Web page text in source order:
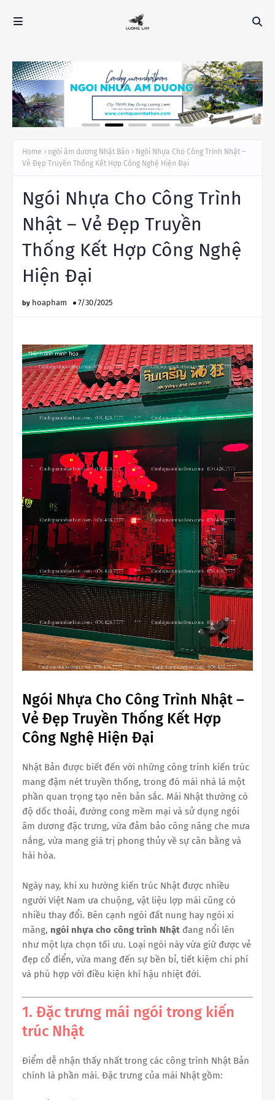
Home ngói âm dương Nhật Bản
Ngói Nhựa Cho Công Trình Nhật –
Vẻ Đẹp Truyền Thống Kết Hợp Công Nghệ Hiện Đại
Ngói Nhựa Cho Công Trình
Nhật – Vẻ Đẹp Truyền
Thống Kết Hợp Công Nghệ
Hiện Đại
hoapham 7/30/2025
Ngói Nhựa Cho Công Trình Nhật –
Vẻ Đẹp Truyền Thống Kết Hợp
Công Nghệ Hiện Đại
Nhật Bản được biết đến với những công trình kiến trúc
mang đậm nét truyền thống, trong đó mái nhà là một
phần quan trọng tạo nên bản sắc. Mái Nhật thường có
độ dốc thoải, đường cong mềm mại và sử dụng ngói
âm dương đặc trưng, vừa đảm bảo công năng che mưa
nắng, vừa mang giá trị phong thủy về sự cân bằng và
hài hòa.
Ngày nay, khi xu hướng kiến trúc Nhật được nhiều
người Việt Nam ưa chuộng, vật liệu lợp mái cũng có
nhiều thay đổi. Bên cạnh ngói đất nung hay ngói xi
măng, ngói nhựa cho công trình Nhật đang nổi lên
như một lựa chọn tối ưu. Loại ngói này vừa giữ được vẻ
đẹp cổ điển, vừa mang đến sự bền bỉ, tiết kiệm chi phí
và phù hợp với điều kiện khí hậu nhiệt đới.
1. Đặc trưng mái ngói trong kiến
trúc Nhật
Điểm dễ nhận thấy nhất trong các công trình Nhật Bản
chính là phần mái. Đặc trưng của mái Nhật gồm: